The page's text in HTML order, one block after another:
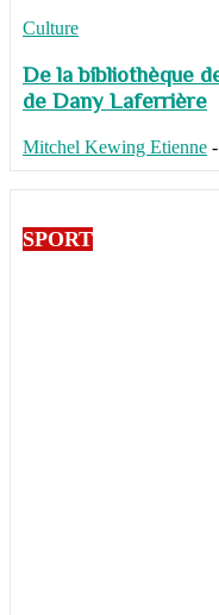
Culture
De la bibliothèque
de Dany Laferrière
Mitchel Kewing Etienne -
SPORT